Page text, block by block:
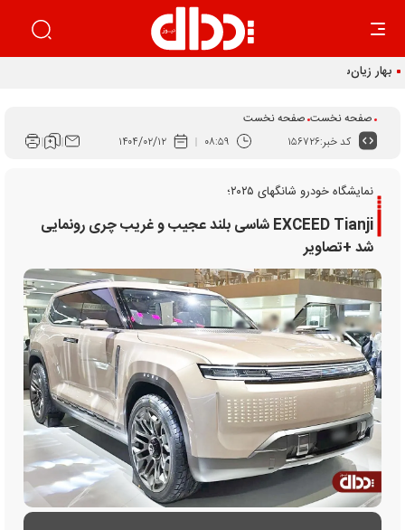
بهار زیان‌ساز خودرو
صفحه نخست صفحه نخست
کد خبر:۱۵۶۷۲۶ ۰۸:۵۹ ۱۴۰۴/۰۲/۱۲
نمایشگاه خودرو شانگهای ۲۰۲۵؛
EXCEED Tianji شاسی بلند عجیب و غریب چری رونمایی
شد +تصاویر